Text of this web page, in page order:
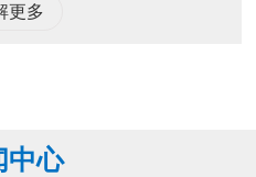
更多
中心